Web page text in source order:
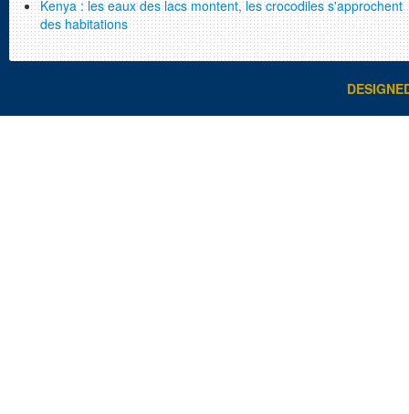
Kenya : les eaux des lacs montent, les crocodiles s'approchent
des habitations